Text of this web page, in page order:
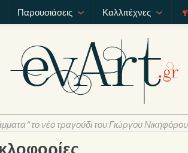
Παρουσιάσεις Καλλιτέχνες
το νέο τραγούδι του Γιώργου